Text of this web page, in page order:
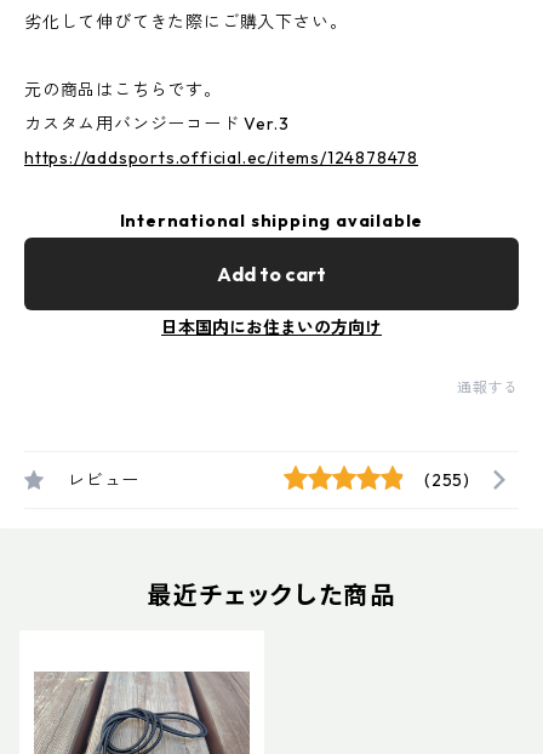
劣化して伸びてきた際にご購入下さい。
元の商品はこちらです。
カスタム用バンジーコード Ver.3
https://addsports.official.ec/items/124878478
International shipping available
Add to cart
日本国内にお住まいの方向け
通報する
レビュー (255)
最近チェックした商品